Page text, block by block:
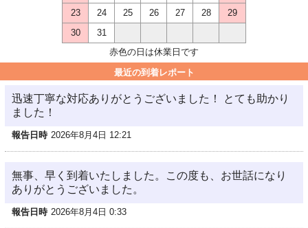
23
24 25 26 27 28
29
30
31
赤色の日は休業日です
最近の到着レポート
迅速丁寧な対応ありがとうございました！ とても助かり
ました！
報告日時 2026年8月4日 12:21
無事、早く到着いたしました。この度も、お世話になり
ありがとうございました。
報告日時 2026年8月4日 0:33